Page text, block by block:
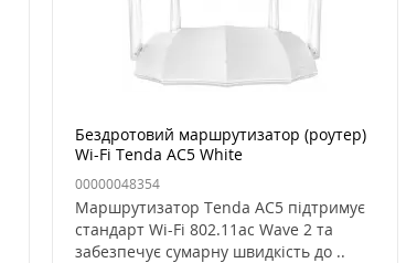
Бездротовий маршрутизатор (роутер)
Wi-Fi Tenda AC5 White
00000048354
Маршрутизатор Tenda AC5 підтримує
стандарт Wi-Fi 802.11ac Wave 2 та
забезпечує сумарну швидкість до ..